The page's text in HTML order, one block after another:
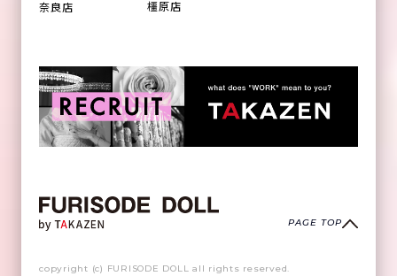
奈良店 橿原店
PAGE TOP
copyright (c) FURISODE DOLL all rights reserved.